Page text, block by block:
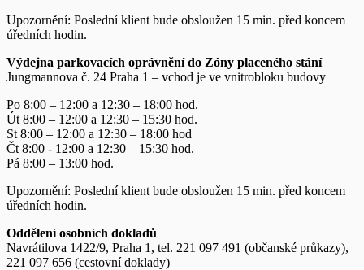
Upozornění: Poslední klient bude obsloužen 15 min. před koncem
úředních hodin.
Výdejna parkovacích oprávnění do Zóny placeného stání
Jungmannova č. 24 Praha 1 – vchod je ve vnitrobloku budovy
Po 8:00 – 12:00 a 12:30 – 18:00 hod.
Út 8:00 – 12:00 a 12:30 – 15:30 hod.
St 8:00 – 12:00 a 12:30 – 18:00 hod
Čt 8:00 - 12:00 a 12:30 – 15:30 hod.
Pá 8:00 – 13:00 hod.
Upozornění: Poslední klient bude obsloužen 15 min. před koncem
úředních hodin.
Oddělení osobních dokladů
Navrátilova 1422/9, Praha 1, tel. 221 097 491 (občanské průkazy),
221 097 656 (cestovní doklady)